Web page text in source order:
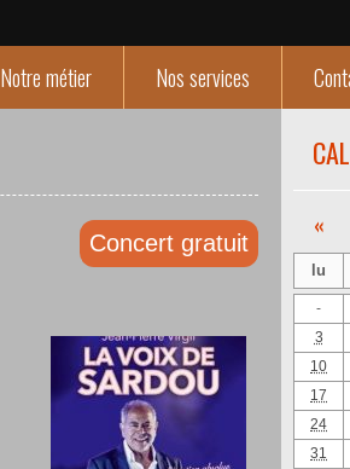
Notre métier Nos services
Concert gratuit
«
lu
-
3
10
17
24
31